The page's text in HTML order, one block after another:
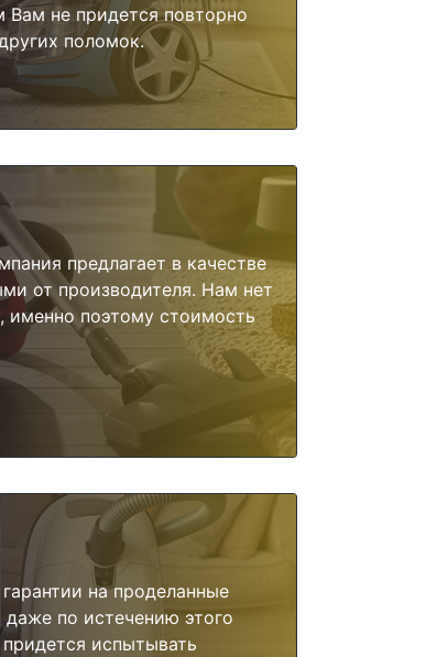
Вам не придется повторно
поломок.
предлагает в качестве
от производителя. Нам нет
именно поэтому стоимость
на проделанные
по истечению этого
испытывать